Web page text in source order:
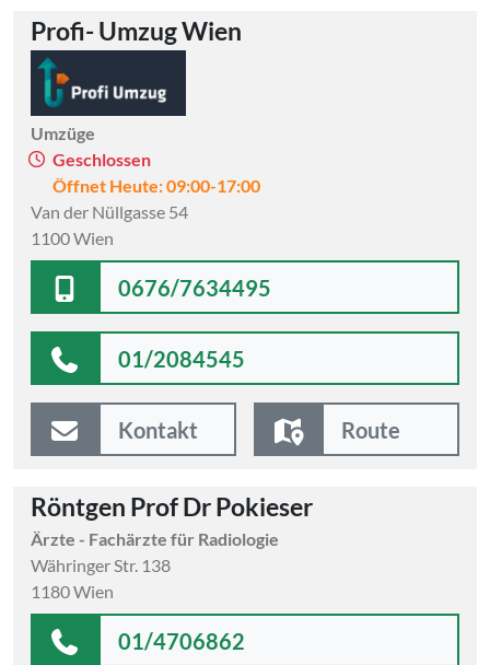
Profi- Umzug Wien
Umzüge
Geschlossen
Öffnet Heute: 09:00-17:00
Van der Nüllgasse 54
1100 Wien
0676/7634495
01/2084545
Kontakt Route
Röntgen Prof Dr Pokieser
Ärzte - Fachärzte für Radiologie
Währinger Str. 138
1180 Wien
01/4706862